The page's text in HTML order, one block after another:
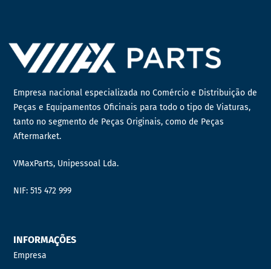
Empresa nacional especializada no Comércio e Distribuição de
Peças e Equipamentos Oficinais para todo o tipo de Viaturas,
tanto no segmento de Peças Originais, como de Peças
Aftermarket.
VMaxParts, Unipessoal Lda.
NIF: 515 472 999
INFORMAÇÕES
Empresa